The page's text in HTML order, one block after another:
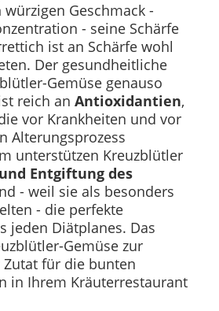
Geschmack -
- seine Schärfe
ist an Schärfe wohl
Der gesundheitliche
Gemüse genauso
reich an Antioxidantien,
vor Krankheiten und vor
Alterungsprozess
unterstützen Kreuzblütler
Entgiftung des
- weil sie als besonders
- die perfekte
jeden Diätplanes. Das
Gemüse zur
für die bunten
in Ihrem Kräuterrestaurant